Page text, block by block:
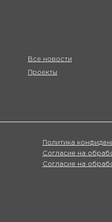
Все новости
Проекты
Политика
Согласие на
Согласие на